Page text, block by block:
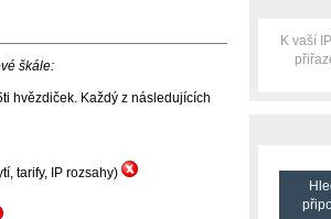
škále:
hvězdiček. Každý z následujících
tarify, IP rozsahy)
K vaší